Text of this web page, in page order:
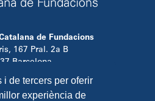
de tercers per oferir
experiència de
de Fundacions
167 Pral. 2a B
Barcelona
881 480